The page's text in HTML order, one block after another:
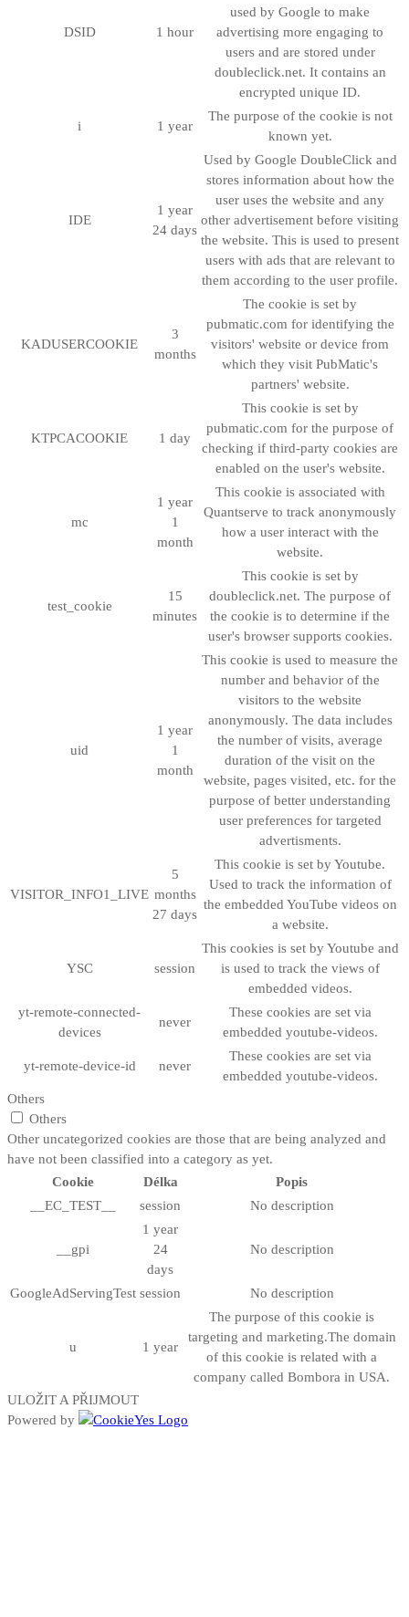
DSID 1 hour
used by Google to make
advertising more engaging to
users and are stored under
doubleclick.net. It contains an
encrypted unique ID.
i 1 year
The purpose of the cookie is not
known yet.
IDE
1 year
24 days
Used by Google DoubleClick and
stores information about how the
user uses the website and any
other advertisement before visiting
the website. This is used to present
users with ads that are relevant to
them according to the user profile.
KADUSERCOOKIE
3
months
The cookie is set by
pubmatic.com for identifying the
visitors' website or device from
which they visit PubMatic's
partners' website.
KTPCACOOKIE 1 day
This cookie is set by
pubmatic.com for the purpose of
checking if third-party cookies are
enabled on the user's website.
mc
1 year
1
month
This cookie is associated with
Quantserve to track anonymously
how a user interact with the
website.
test_cookie
15
minutes
This cookie is set by
doubleclick.net. The purpose of
the cookie is to determine if the
user's browser supports cookies.
uid
1 year
1
month
This cookie is used to measure the
number and behavior of the
visitors to the website
anonymously. The data includes
the number of visits, average
duration of the visit on the
website, pages visited, etc. for the
purpose of better understanding
user preferences for targeted
advertisments.
VISITOR_INFO1_LIVE
5
months
27 days
This cookie is set by Youtube.
Used to track the information of
the embedded YouTube videos on
a website.
YSC session
This cookies is set by Youtube and
is used to track the views of
embedded videos.
yt-remote-connected-
devices
never
These cookies are set via
embedded youtube-videos.
yt-remote-device-id never
These cookies are set via
embedded youtube-videos.
Others
Others
Other uncategorized cookies are those that are being analyzed and
have not been classified into a category as yet.
Cookie
Délka
Popis
__EC_TEST__
session No description
__gpi
1 year
24
days
No description
GoogleAdServingTest session No description
u 1 year
The purpose of this cookie is
targeting and marketing.The domain
of this cookie is related with a
company called Bombora in USA.
ULOŽIT A PŘIJMOUT
Powered by